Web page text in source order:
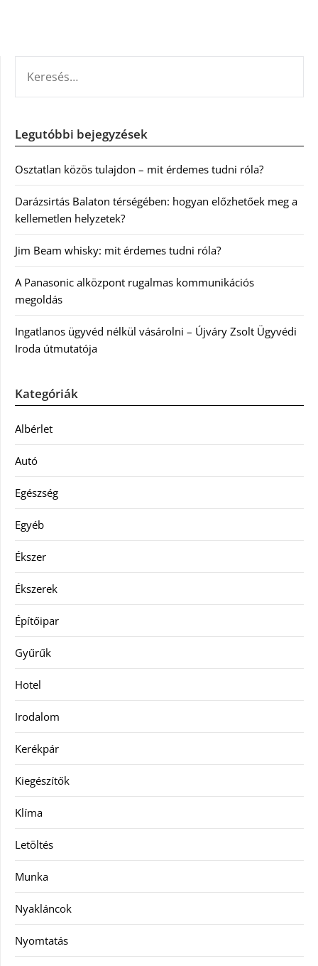
Legutóbbi bejegyzések
Osztatlan közös tulajdon – mit érdemes tudni róla?
Darázsirtás Balaton térségében: hogyan előzhetőek meg a
kellemetlen helyzetek?
Jim Beam whisky: mit érdemes tudni róla?
A Panasonic alközpont rugalmas kommunikációs
megoldás
Ingatlanos ügyvéd nélkül vásárolni – Újváry Zsolt Ügyvédi
Iroda útmutatója
Kategóriák
Albérlet
Autó
Egészség
Egyéb
Ékszer
Ékszerek
Építőipar
Gyűrűk
Hotel
Irodalom
Kerékpár
Kiegészítők
Klíma
Letöltés
Munka
Nyakláncok
Nyomtatás